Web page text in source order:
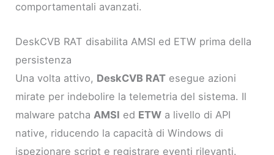
comportamentali avanzati.
DeskCVB RAT disabilita AMSI ed ETW prima della
persistenza
Una volta attivo, DeskCVB RAT esegue azioni
mirate per indebolire la telemetria del sistema. Il
malware patcha AMSI ed ETW a livello di API
native, riducendo la capacità di Windows di
ispezionare script e registrare eventi rilevanti.